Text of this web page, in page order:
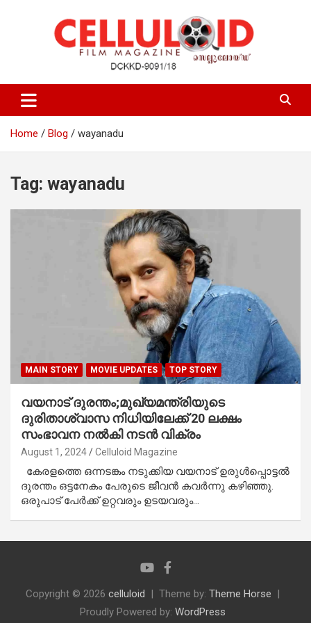
celluloid
Home Blog wayanadu
Tag: wayanadu
MAIN STORY MOVIE UPDATES TOP STORY
വയനാട് ദുരന്തം;മുഖ്യമന്ത്രിയുടെ
ദുരിതാശ്വാസ നിധിയിലേക്ക് 20 ലക്ഷം
സംഭാവന നൽകി നടൻ വിക്രം
August 1, 2024 Celluloid Magazine
കേരളത്തെ ഒന്നടങ്കം നടുക്കിയ വയനാട് ഉരുൾപ്പൊട്ടൽ
ദുരന്തം ഒട്ടനേകം പേരുടെ ജീവൻ കവർന്നു കഴിഞ്ഞു.
ഒരുപാട് പേർക്ക് ഉറ്റവരും ഉടയവരും…
Copyright © 2026 celluloid Theme by: Theme Horse
Proudly Powered by: WordPress